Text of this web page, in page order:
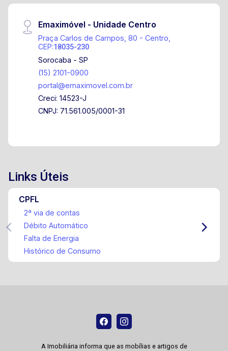
Emaximóvel - Unidade Centro
Praça Carlos de Campos, 80 - Centro,
CEP:18035-230
Sorocaba - SP
(15) 2101-0900
portal@emaximovel.com.br
Creci: 14523-J
CNPJ: 71.561.005/0001-31
Links Úteis
CPFL
2ª via de contas
Débito Automático
Falta de Energia
Histórico de Consumo
A Imobiliária informa que as mobílias e artigos de